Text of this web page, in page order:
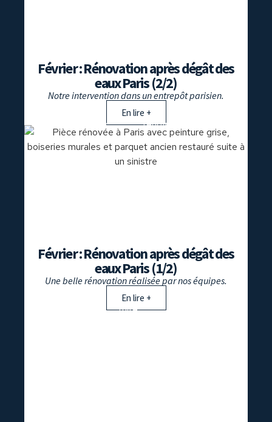
Février : Rénovation après dégât des
eaux Paris (2/2)
Notre intervention dans un entrepôt parisien.
En lire +
dégât des eaux , rénovation
Février : Rénovation après dégât des
eaux Paris (1/2)
Une belle rénovation réalisée par nos équipes.
En lire +
fuite